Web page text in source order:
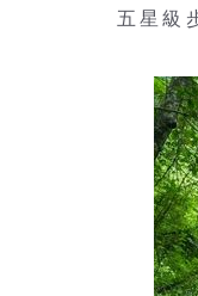
五星級